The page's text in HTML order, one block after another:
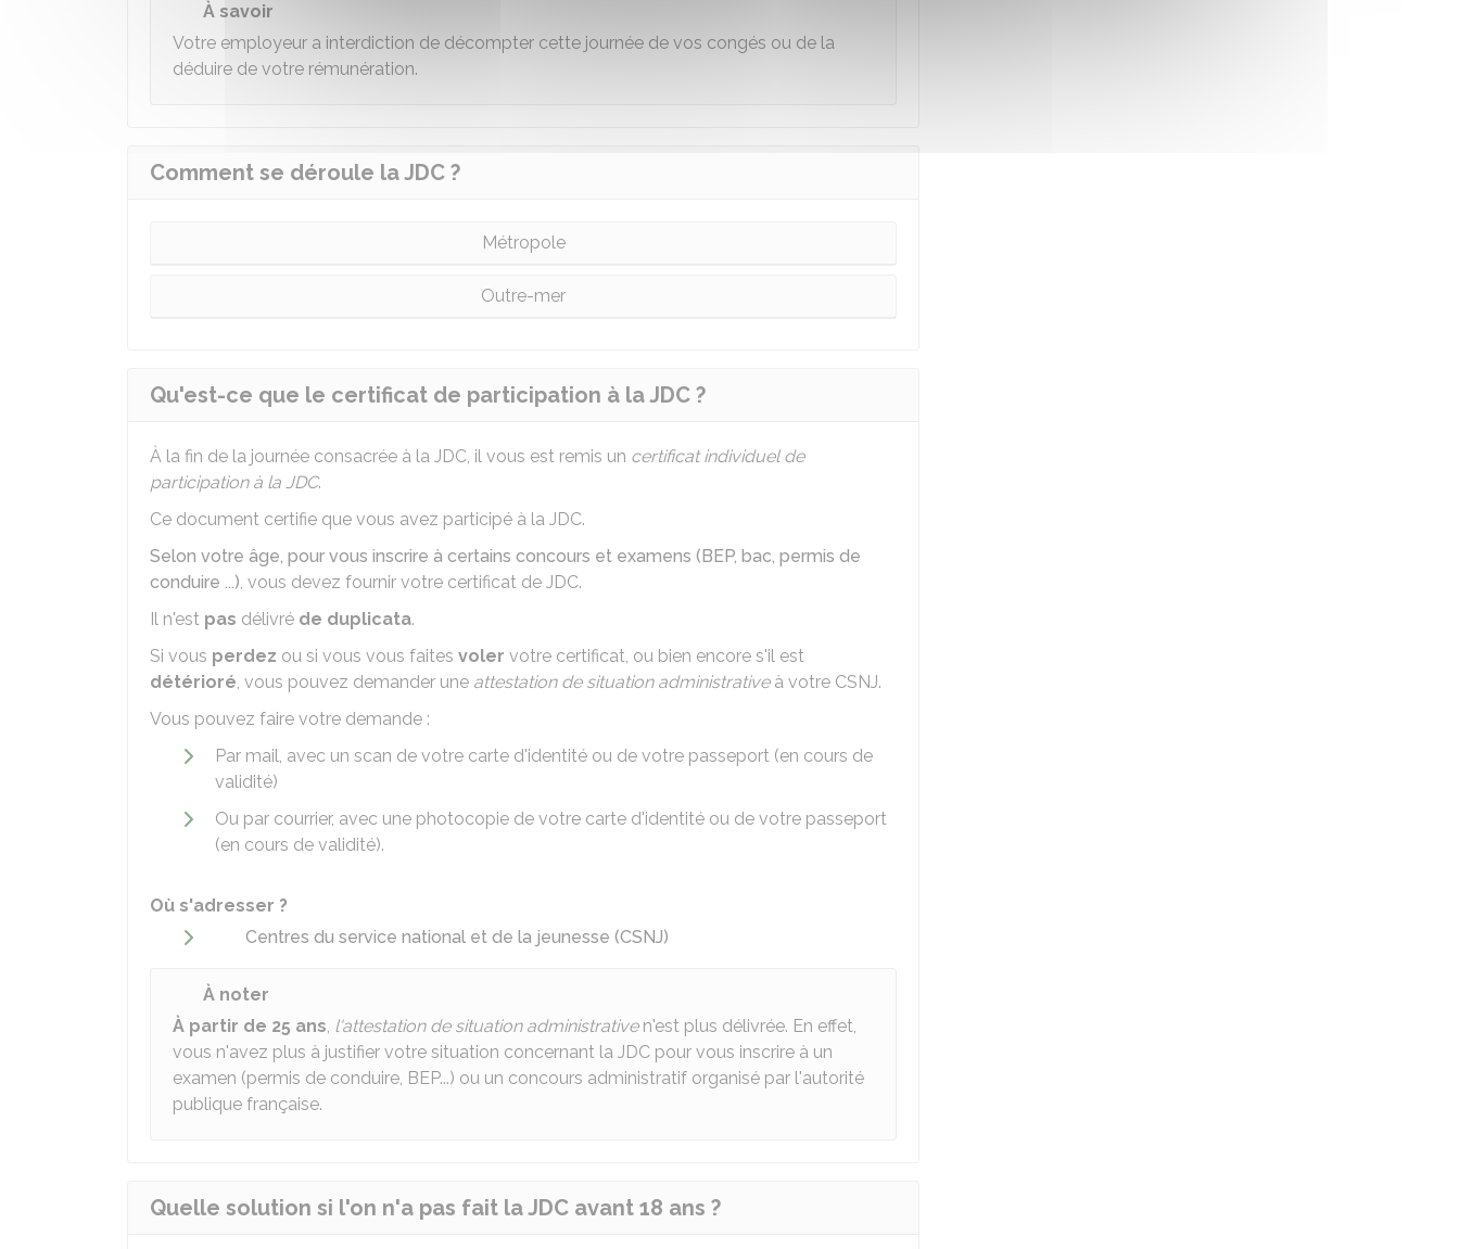
À savoir
Votre employeur a interdiction de décompter cette journée de vos congés ou de la
déduire de votre rémunération.
Comment se déroule la JDC ?
Métropole
Outre-mer
Qu'est-ce que le certificat de participation à la JDC ?
À la fin de la journée consacrée à la JDC, il vous est remis un certificat individuel de
participation à la JDC.
Ce document certifie que vous avez participé à la JDC.
Selon votre âge, pour vous inscrire à certains concours et examens (BEP, bac, permis de
conduire ...), vous devez fournir votre certificat de JDC.
Il n'est pas délivré de duplicata.
Si vous perdez ou si vous vous faites voler votre certificat, ou bien encore s'il est
détérioré, vous pouvez demander une attestation de situation administrativeà votre CSNJ.
Vous pouvez faire votre demande :
Par mail, avec un scan de votre carte d'identité ou de votre passeport (en cours de
validité)
Ou par courrier, avec une photocopie de votre carte d'identité ou de votre passeport
(en cours de validité).
Où s'adresser ?
Centres du service national et de la jeunesse (CSNJ)
À noter
À partir de 25 ans, l'attestation de situation administrativen'est plus délivrée. En effet,
vous n'avez plus à justifier votre situation concernant la JDC pour vous inscrire à un
examen (permis de conduire, BEP...) ou un concours administratif organisé par l'autorité
publique française.
Quelle solution si l'on n'a pas fait la JDC avant 18 ans ?